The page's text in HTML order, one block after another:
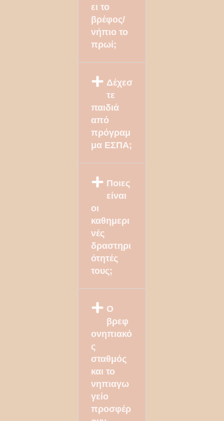
ει το
βρέφος/
νήπιο το
πρωί;
Δέχεσ
τε
παιδιά
από
πρόγραμ
μα ΕΣΠΑ;
Ποιες
είναι
οι
καθημερι
νές
δραστηρι
ότητές
τους;
Ο
βρεφ
ονηπιακό
ς
σταθμός
και το
νηπιαγω
γείο
προσφέρ